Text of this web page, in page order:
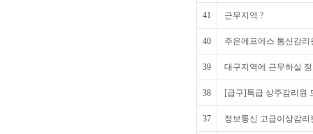
41 근무지역 ?
40 주은에프에스 통신감리
39 대구지역에 근무하실
38 [급구]특급 상주감리원
37 정보통신 고급이상감리